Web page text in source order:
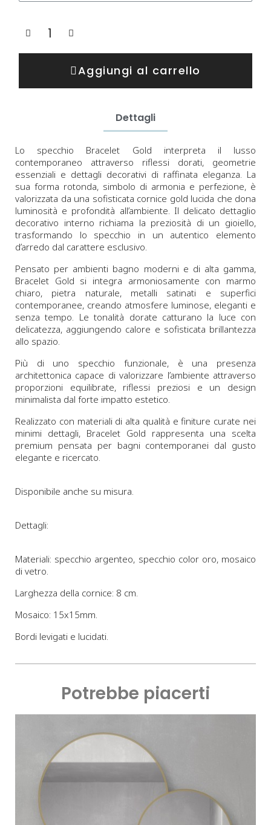
Aggiungi al carrello
Dettagli
Lo specchio Bracelet Gold interpreta il lusso
contemporaneo attraverso riflessi dorati, geometrie
essenziali e dettagli decorativi di raffinata eleganza. La
sua forma rotonda, simbolo di armonia e perfezione, è
valorizzata da una sofisticata cornice gold lucida che dona
luminosità e profondità all’ambiente. Il delicato dettaglio
decorativo interno richiama la preziosità di un gioiello,
trasformando lo specchio in un autentico elemento
d’arredo dal carattere esclusivo.
Pensato per ambienti bagno moderni e di alta gamma,
Bracelet Gold si integra armoniosamente con marmo
chiaro, pietra naturale, metalli satinati e superfici
contemporanee, creando atmosfere luminose, eleganti e
senza tempo. Le tonalità dorate catturano la luce con
delicatezza, aggiungendo calore e sofisticata brillantezza
allo spazio.
Più di uno specchio funzionale, è una presenza
architettonica capace di valorizzare l’ambiente attraverso
proporzioni equilibrate, riflessi preziosi e un design
minimalista dal forte impatto estetico.
Realizzato con materiali di alta qualità e finiture curate nei
minimi dettagli, Bracelet Gold rappresenta una scelta
premium pensata per bagni contemporanei dal gusto
elegante e ricercato.
Disponibile anche su misura.
Dettagli:
Materiali: specchio argenteo, specchio color oro, mosaico
di vetro.
Larghezza della cornice: 8 cm.
Mosaico: 15x15mm.
Bordi levigati e lucidati.
Potrebbe piacerti